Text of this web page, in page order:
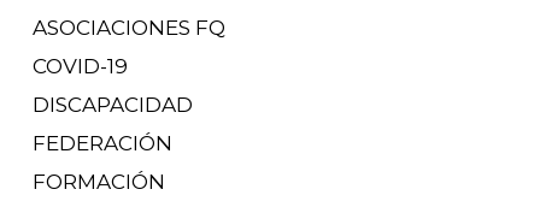
ASOCIACIONES FQ
COVID-19
DISCAPACIDAD
FEDERACIÓN
FORMACIÓN